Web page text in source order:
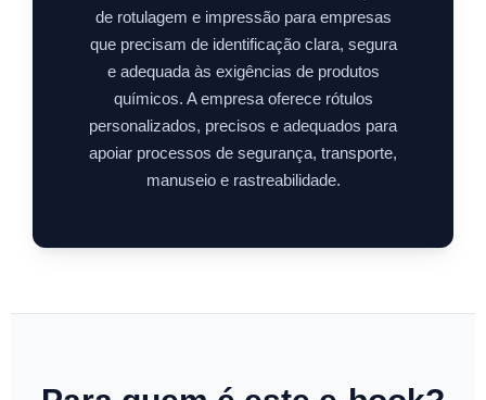
de rotulagem e impressão para empresas
que precisam de identificação clara, segura
e adequada às exigências de produtos
químicos. A empresa oferece rótulos
personalizados, precisos e adequados para
apoiar processos de segurança, transporte,
manuseio e rastreabilidade.